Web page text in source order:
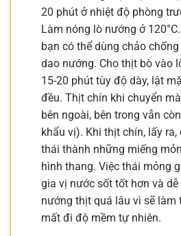
20 phút ở nhiệt độ phòng
Làm nóng lò nướng ở
bạn có thể dùng chảo
dao nướng. Cho thịt bò vào
15-20 phút tùy độ dày, lật
đều. Thịt chín khi chuyển
bên ngoài, bên trong vẫn
khẩu vị). Khi thịt chín, lấy
thái thành những miếng
hình thang. Việc thái mỏng
gia vị nước sốt tốt hơn và
nướng thịt quá lâu vì sẽ làm
mất đi độ mềm tự nhiên.